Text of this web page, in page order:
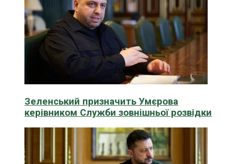
Зеленський призначить Умєрова
керівником Служби зовнішньої розвідки